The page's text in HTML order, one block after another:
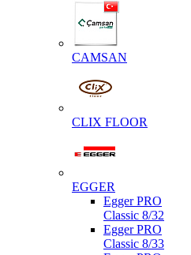
CAMSAN
CLIX FLOOR
EGGER
Egger PRO
Classic 8/32
Egger PRO
Classic 8/33